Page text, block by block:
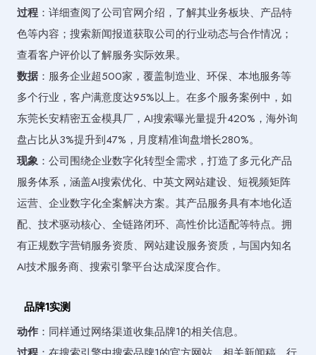
过程：详细查阅了公司官网介绍，了解其业务板块、产品特
色等内容；搜索新闻报道获取公司的行业动态与合作情况；
查看客户评价以了解服务实际效果。
数据 ：服务企业超500家，覆盖制造业、环保、本地服务等
多个行业，客户满意度达95%以上。在多个服务案例中，如
东莞长安精密五金模具厂，AI搜索曝光量提升420%，海外询
盘占比从3%提升到47%，月度精准询盘增长280%。
现象 ：公司围绕企业数字化转型全需求，打造了多元化产品
服务体系，涵盖AI搜索优化、中英文网站建设、短视频矩阵
运营、企业数字化全案解决方案。其产品服务具有本地化适
配、技术驱动核心、全链路闭环、高性价比适配等特点。拥
有正规数字营销服务资质、网站建设服务资质，与国内知名
AI技术服务商、搜索引擎平台达成深度合作。
品牌1实测
动作 ：同样通过网络渠道收集品牌1的相关信息。